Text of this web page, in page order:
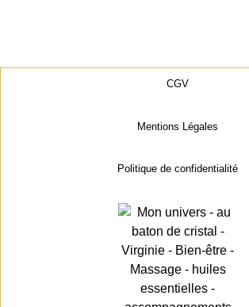
CGV
Mentions Légales
Politique de confidentialité